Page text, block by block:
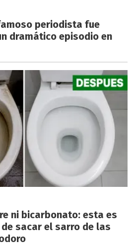
periodista fue
dramático episodio en
ni bicarbonato: esta es
de sacar el sarro de las